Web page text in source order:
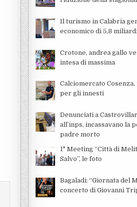
Il turismo in Calabria
economico di 5,8
Crotone, andrea gallo
intesa di massima
Calciomercato
per gli innesti
Denunciati a
all’inps, incassavano la
padre morto
1° Meeting “Città di
Salvo”, le foto
Bagaladi: “Giornata del
concerto di Giovanni